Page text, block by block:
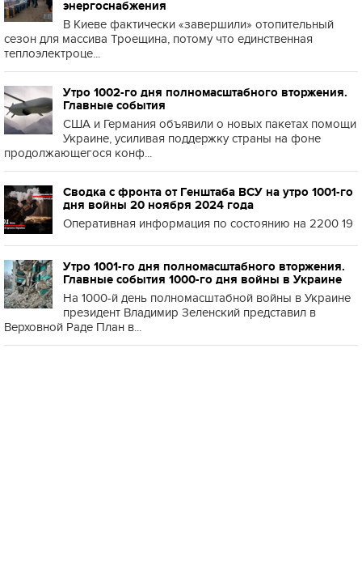
энергоснабжения
В Киеве фактически «завершили» отопительный
сезон для массива Троещина, потому что единственная
теплоэлектроце...
Утро 1002-го дня полномасштабного вторжения.
Главные события
США и Германия объявили о новых пакетах помощи
Украине, усиливая поддержку страны на фоне
продолжающегося конф...
Сводка с фронта от Генштаба ВСУ на утро 1001-го
дня войны 20 ноября 2024 года
Оперативная информация по состоянию на 2200 19
Утро 1001-го дня полномасштабного вторжения.
Главные события 1000-го дня войны в Украине
На 1000-й день полномасштабной войны в Украине
президент Владимир Зеленский представил в
Верховной Раде План в...